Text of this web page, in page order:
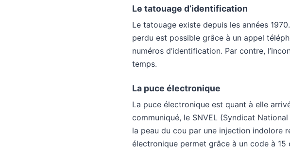
Le tatouage d’identification
Le tatouage existe depuis les années
perdu est possible grâce à un appel
numéros d’identification. Par contre,
temps.
La puce électronique
La puce électronique est quant à elle
communiqué, le SNVEL (Syndicat
la peau du cou par une injection indolore
électronique permet grâce à un code à